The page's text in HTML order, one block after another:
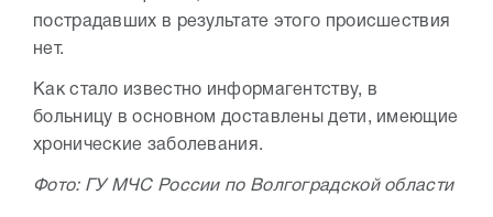
пострадавших в результате этого происшествия
нет.
Как стало известно информагентству, в
больницу в основном доставлены дети, имеющие
хронические заболевания.
Фото: ГУ МЧС России по Волгоградской области